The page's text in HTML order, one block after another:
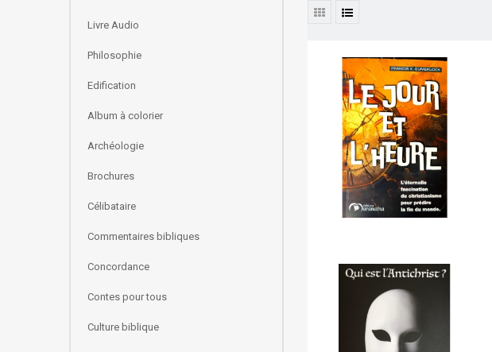
Livre Audio
Philosophie
Edification
Album à colorier
Archéologie
Brochures
Célibataire
Commentaires bibliques
Concordance
Contes pour tous
Culture biblique